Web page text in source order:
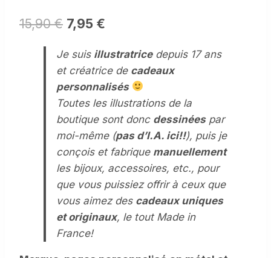
15,90€ Le
initial
était :
15,90 €.
7,95 €
actuel
est :
7,95 €.
Je suis illustratricedepuis 17 ans
et créatrice de cadeaux
personnalisés
Toutes les illustrations de la
boutique sont donc dessinéespar
moi-même (pas d’I.A. ici!!), puis je
conçois et fabrique manuellement
les bijoux, accessoires, etc., pour
que vous puissiez offrir à ceux que
vous aimez des cadeaux uniques
et originaux, le tout Made in
France!